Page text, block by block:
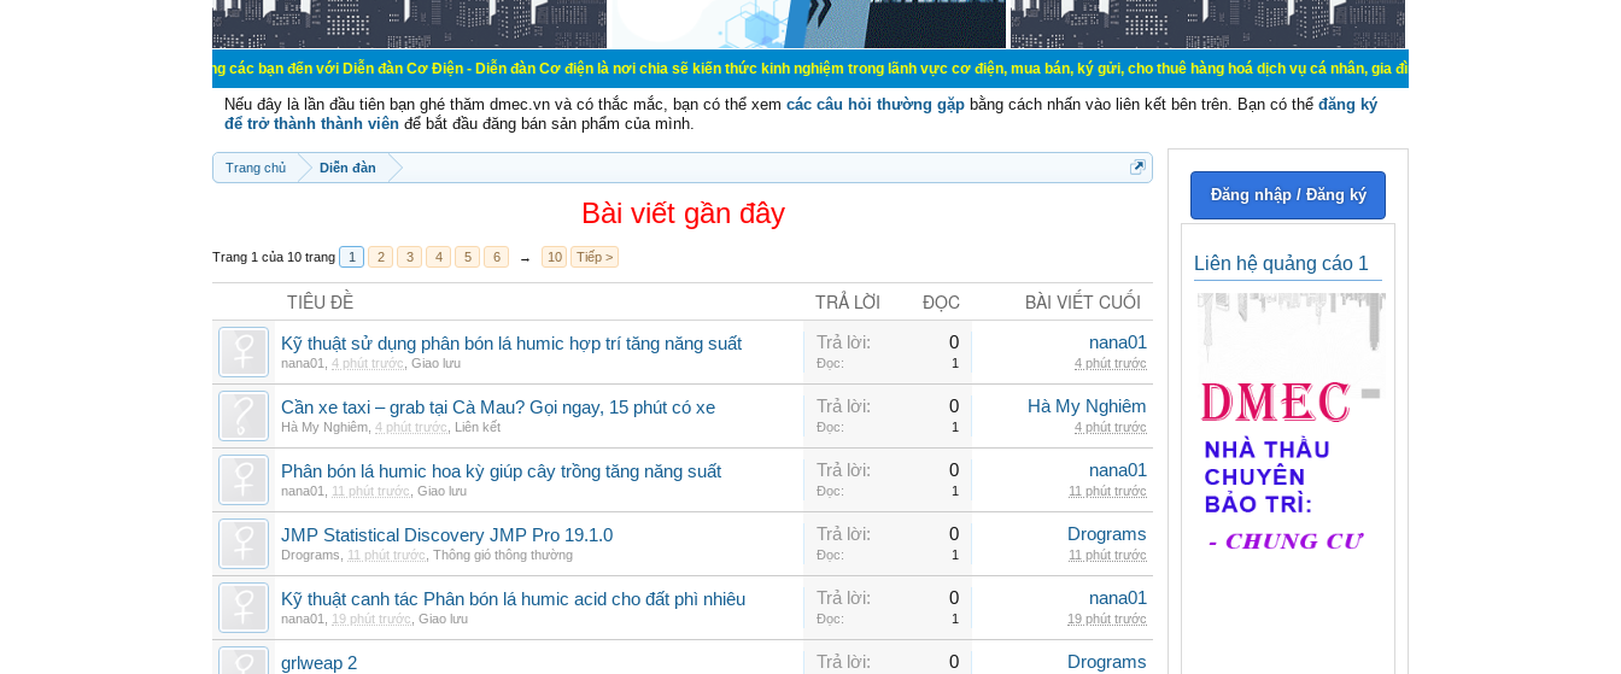
Chào mừng các bạn đến với Diễn đàn Cơ Điện - Diễn đàn Cơ điện là nơi chia sẽ kiến thức kinh nghiệm trong lãnh vực cơ điện, mua bán, ký gửi, cho thuê hàng hoá dịch vụ cá nhân, gia đình. Mua bán, ký gửi, cho thuê thiết bị
Nếu đây là lần đầu tiên bạn ghé thăm dmec.vn và có thắc mắc, bạn có thể xem các câu hỏi thường gặp bằng cách nhấn vào liên kết bên trên. Bạn có thể đăng ký
để trở thành thành viên để bắt đầu đăng bán sản phẩm của mình.
Trang chủ Diễn đàn
Bài viết gần đây
Trang 1 của 10 trang 1 2 3 4 5 6 → 10 Tiếp >
TIÊU ĐỀ TRẢ LỜI ĐỌC BÀI VIẾT CUỐI
Kỹ thuật sử dụng phân bón lá humic hợp trí tăng năng suất
nana01 4 phút trước Giao lưu
Trả lời: 0
Đọc: 1
nana01
4 phút trước
Cần xe taxi – grab tại Cà Mau? Gọi ngay, 15 phút có xe
Hà My Nghiêm 4 phút trước Liên kết
Trả lời: 0
Đọc: 1
Hà My Nghiêm
4 phút trước
Phân bón lá humic hoa kỳ giúp cây trồng tăng năng suất
nana01 11 phút trước Giao lưu
Trả lời: 0
Đọc: 1
nana01
11 phút trước
JMP Statistical Discovery JMP Pro 19.1.0
Drograms 11 phút trước Thông gió thông thường
Trả lời: 0
Đọc: 1
Drograms
11 phút trước
Kỹ thuật canh tác Phân bón lá humic acid cho đất phì nhiêu
nana01 19 phút trước Giao lưu
Trả lời: 0
Đọc: 1
nana01
19 phút trước
grlweap 2 Trả lời: 0 Drograms
Đăng nhập / Đăng ký
Liên hệ quảng cáo 1